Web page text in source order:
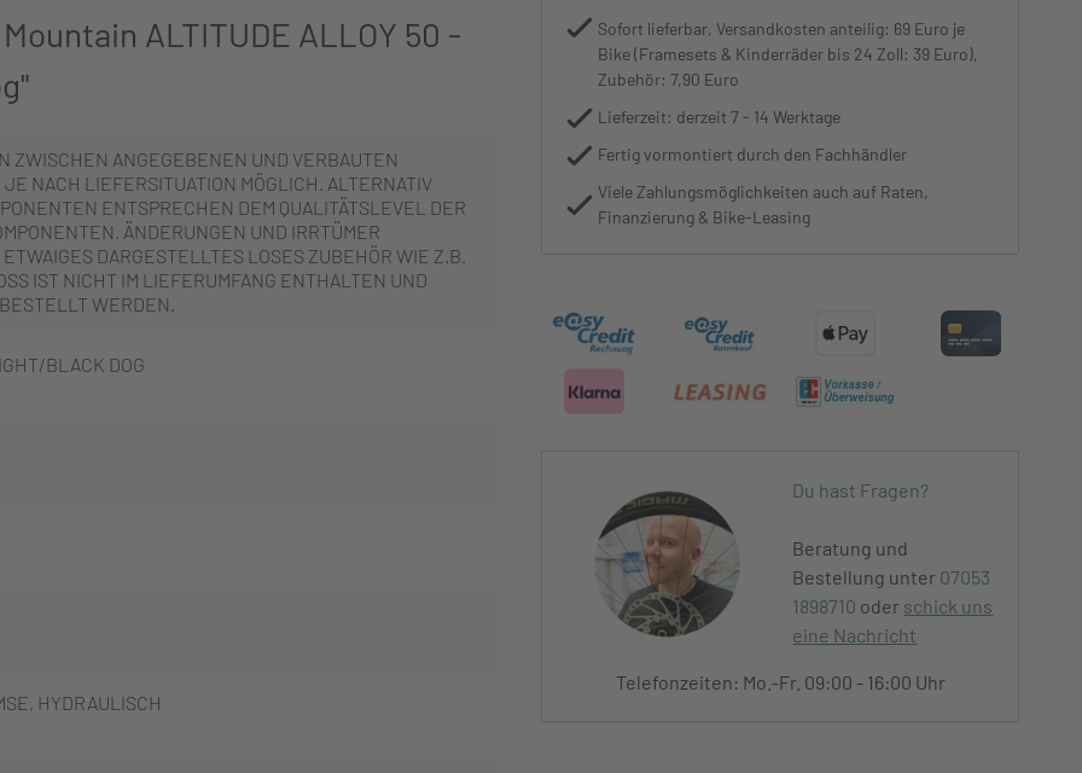
Sofort lieferbar, Versandkosten anteilig: 69 Euro je
Bike (Framesets & Kinderräder bis 24 Zoll: 39 Euro),
Zubehör: 7,90 Euro
Lieferzeit: derzeit 7 - 14 Werktage
Fertig vormontiert durch den Fachhändler
Viele Zahlungsmöglichkeiten auch auf Raten,
Finanzierung & Bike-Leasing
Du hast Fragen?
Beratung und
Bestellung unter 07053
1898710 oder schick uns
eine Nachricht
Telefonzeiten: Mo.-Fr. 09:00 - 16:00 Uhr
ALTITUDE ALLOY 50 -
ZWISCHEN ANGEGEBENEN UND VERBAUTEN
NACH LIEFERSITUATION MÖGLICH. ALTERNATIV
ENTSPRECHEN DEM QUALITÄTSLEVEL DER
ÄNDERUNGEN UND IRRTÜMER
DARGESTELLTES LOSES ZUBEHÖR WIE Z.B.
IST NICHT IM LIEFERUMFANG ENTHALTEN UND
WERDEN.
BLACK DOG
HYDRAULISCH